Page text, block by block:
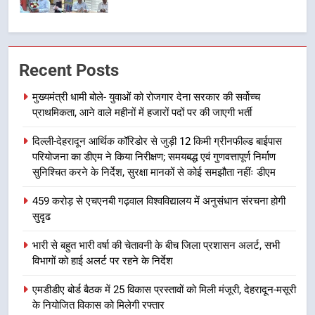
7
उत्तराखंड समाचार
भारी बारिश का अलर्ट! 6 अगस्त को
देहरादून में स्कूल बंद
उत्तराखंड समाचार
1
मुख्यमंत्री धामी बोले- युवाओं को रोजगार
देना सरकार की सर्वोच्च प्राथमिकता, आने
भर्ती
2
Recent Posts
मुख्यमंत्री धामी बोले- युवाओं को रोजगार देना सरकार की सर्वोच्च
प्राथमिकता, आने वाले महीनों में हजारों पदों पर की जाएगी भर्ती
दिल्ली-देहरादून आर्थिक कॉरिडोर से जुड़ी 12 किमी ग्रीनफील्ड बाईपास
परियोजना का डीएम ने किया निरीक्षण; समयबद्ध एवं गुणवत्तापूर्ण निर्माण
सुनिश्चित करने के निर्देश, सुरक्षा मानकों से कोई समझौता नहींः डीएम
459 करोड़ से एचएनबी गढ़वाल विश्वविद्यालय में अनुसंधान संरचना होगी
सुदृढ
भारी से बहुत भारी वर्षा की चेतावनी के बीच जिला प्रशासन अलर्ट, सभी
विभागों को हाई अलर्ट पर रहने के निर्देश
एमडीडीए बोर्ड बैठक में 25 विकास प्रस्तावों को मिली मंजूरी, देहरादून-मसूरी
के नियोजित विकास को मिलेगी रफ्तार